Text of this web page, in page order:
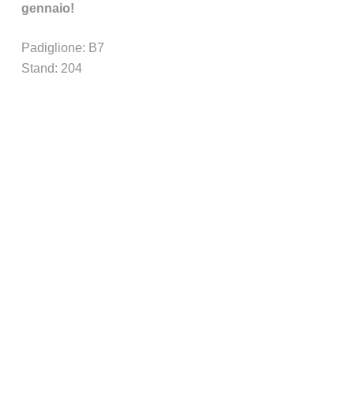
gennaio!
Padiglione: B7
Stand: 204